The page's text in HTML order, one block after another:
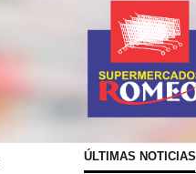
ÚLTIMAS NOTICIAS